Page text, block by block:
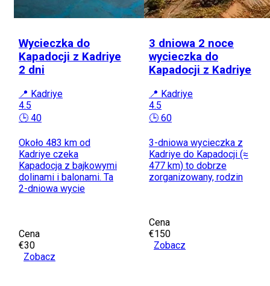
Wycieczka do
Kapadocji z Kadriye
2 dni
📍 Kadriye
4.5
🕒 40
Około 483 km od
Kadriye czeka
Kapadocja z bajkowymi
dolinami i balonami. Ta
2-dniowa wycie
Cena
€30
Zobacz
3 dniowa 2 noce
wycieczka do
Kapadocji z Kadriye
📍 Kadriye
4.5
🕒 60
3-dniowa wycieczka z
Kadriye do Kapadocji (≈
477 km) to dobrze
zorganizowany, rodzin
Cena
€150
Zobacz